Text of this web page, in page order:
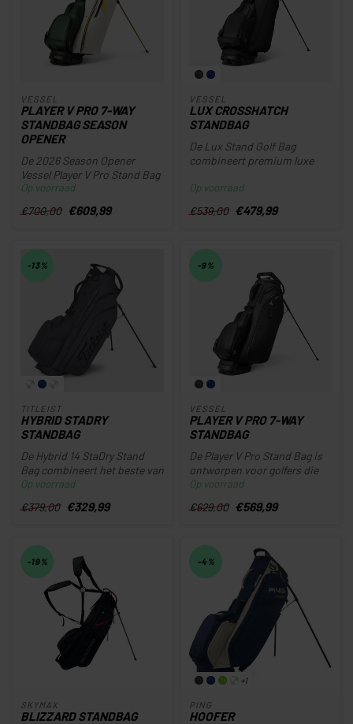
VESSEL
PLAYER V PRO 7-WAY
STANDBAG SEASON
OPENER
De 2026 Season Opener
Vessel Player V Pro Stand Bag
is een exclusieve limited ed...
Op voorraad
€700,00 €609,99
VESSEL
LUX CROSSHATCH
STANDBAG
De Lux Stand Golf Bag
combineert premium luxe
functionaliteit en...
Op voorraad
€539,00 €479,99
-13%
TITLEIST
HYBRID STADRY
STANDBAG
De Hybrid 14 StaDry Stand
Bag combineert het beste van
een standbag en een cartb...
Op voorraad
€379,00 €329,99
-9%
VESSEL
PLAYER V PRO 7-WAY
STANDBAG
De Player V Pro Stand Bag is
ontworpen voor golfers die
het hoogste niveau van o...
Op voorraad
€629,00 €569,99
-19%
SKYMAX
BLIZZARD STANDBAG
+1
-4%
PING
HOOFER